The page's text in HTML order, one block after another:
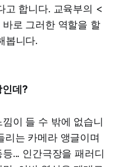
고 합니다. 교육부의 <
로 그러한 역할을 할
봅니다.
인데?
이 들 수 밖에 없습니
리는 카메라 앵글이며
... 인간극장을 패러디